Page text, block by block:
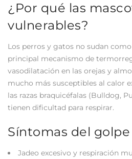
¿Por qué las
vulnerables?
Los perros y gatos no sudan
principal mecanismo de
vasodilatación en las orejas y
mucho más susceptibles al calor
las razas braquicéfalas (Bulldog,
tienen dificultad para respirar.
Síntomas del
Jadeo excesivo y respiración